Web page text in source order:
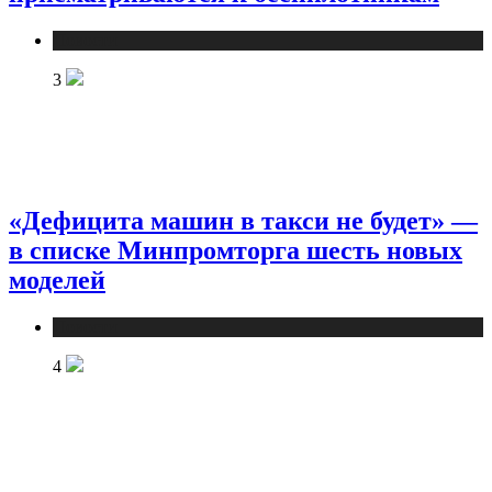
3
«Дефицита машин в такси не будет» —
в списке Минпромторга шесть новых
моделей
4